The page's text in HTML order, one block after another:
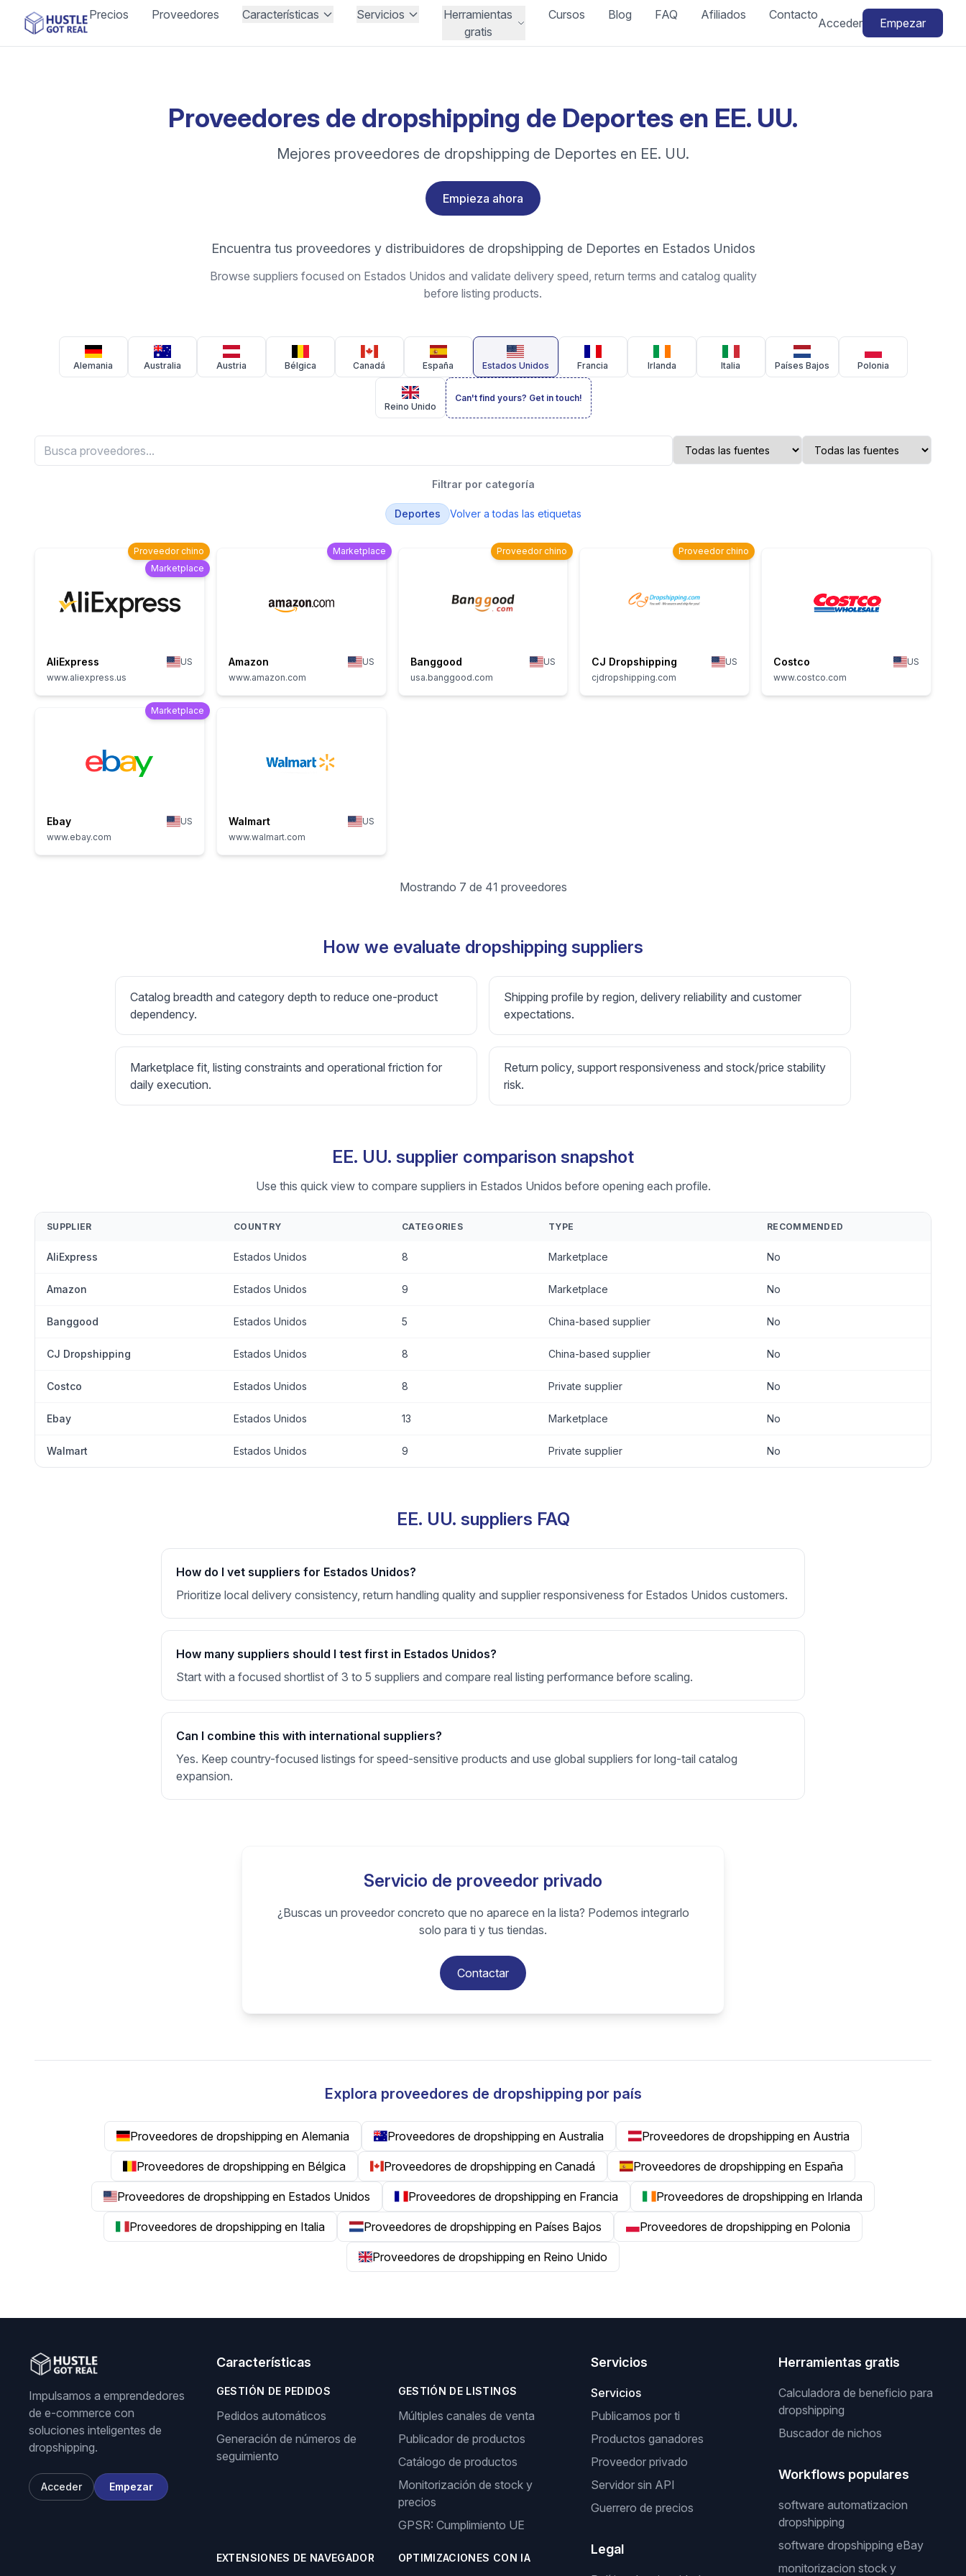
Precios Proveedores Características Servicios
Herramientas
gratis
Cursos Blog FAQ Afiliados Contacto
Acceder Empezar
Proveedores de dropshipping de Deportes en EE. UU.
Mejores proveedores de dropshipping de Deportes en EE. UU.
Empieza ahora
Encuentra tus proveedores y distribuidores de dropshipping de Deportes en Estados Unidos
Browse suppliers focused on Estados Unidos and validate delivery speed, return terms and catalog quality
before listing products.
Alemania Australia Austria Bélgica Canadá España Estados Unidos Francia Irlanda Italia Países Bajos Polonia
Reino Unido
Can't find yours? Get in touch!
Filtrar por categoría
Deportes Volver a todas las etiquetas
Proveedor chino
Marketplace
AliExpress
US
www.aliexpress.us
Marketplace
Amazon
US
www.amazon.com
Proveedor chino
Banggood
US
usa.banggood.com
Proveedor chino
CJ Dropshipping
US
cjdropshipping.com
Costco
US
www.costco.com
Marketplace
Ebay
US
www.ebay.com
Walmart
US
www.walmart.com
Mostrando 7 de 41 proveedores
How we evaluate dropshipping suppliers
Catalog breadth and category depth to reduce one-product
dependency.
Shipping profile by region, delivery reliability and customer
expectations.
Marketplace fit, listing constraints and operational friction for
daily execution.
Return policy, support responsiveness and stock/price stability
risk.
EE. UU. supplier comparison snapshot
Use this quick view to compare suppliers in Estados Unidos before opening each profile.
SUPPLIER COUNTRY CATEGORIES TYPE RECOMMENDED
AliExpress Estados Unidos 8 Marketplace No
Amazon Estados Unidos 9 Marketplace No
Banggood Estados Unidos 5 China-based supplier No
CJ Dropshipping Estados Unidos 8 China-based supplier No
Costco Estados Unidos 8 Private supplier No
Ebay Estados Unidos 13 Marketplace No
Walmart Estados Unidos 9 Private supplier No
EE. UU. suppliers FAQ
How do I vet suppliers for Estados Unidos?
Prioritize local delivery consistency, return handling quality and supplier responsiveness for Estados Unidos customers.
How many suppliers should I test first in Estados Unidos?
Start with a focused shortlist of 3 to 5 suppliers and compare real listing performance before scaling.
Can I combine this with international suppliers?
Yes. Keep country-focused listings for speed-sensitive products and use global suppliers for long-tail catalog
expansion.
Servicio de proveedor privado
¿Buscas un proveedor concreto que no aparece en la lista? Podemos integrarlo
solo para ti y tus tiendas.
Contactar
Explora proveedores de dropshipping por país
Proveedores de dropshipping en Alemania Proveedores de dropshipping en Australia Proveedores de dropshipping en Austria
Proveedores de dropshipping en Bélgica Proveedores de dropshipping en Canadá Proveedores de dropshipping en España
Proveedores de dropshipping en Estados Unidos Proveedores de dropshipping en Francia Proveedores de dropshipping en Irlanda
Proveedores de dropshipping en Italia Proveedores de dropshipping en Países Bajos Proveedores de dropshipping en Polonia
Proveedores de dropshipping en Reino Unido
Impulsamos a emprendedores
de e-commerce con
soluciones inteligentes de
dropshipping.
Acceder Empezar
Características
GESTIÓN DE PEDIDOS
Pedidos automáticos
Generación de números de
seguimiento
GESTIÓN DE LISTINGS
Múltiples canales de venta
Publicador de productos
Catálogo de productos
Monitorización de stock y
precios
GPSR: Cumplimiento UE
EXTENSIONES DE NAVEGADOR OPTIMIZACIONES CON IA
Servicios
Servicios
Publicamos por ti
Productos ganadores
Proveedor privado
Servidor sin API
Guerrero de precios
Legal
Herramientas gratis
Calculadora de beneficio para
dropshipping
Buscador de nichos
Workflows populares
software automatizacion
dropshipping
software dropshipping eBay
monitorizacion stock y